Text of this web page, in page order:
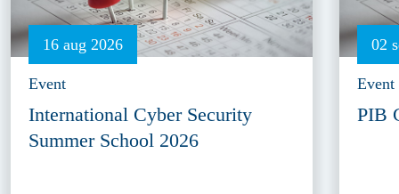
16 aug 2026
Event
International Cyber Security
Summer School 2026
02
Event
PIB